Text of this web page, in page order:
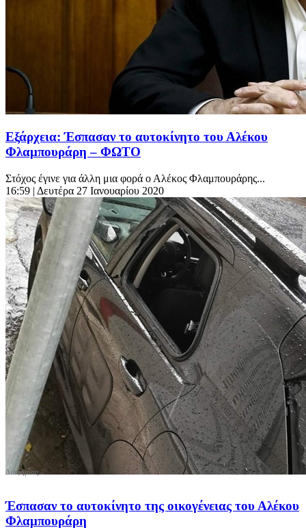
Εξάρχεια: Έσπασαν το αυτοκίνητο του Αλέκου
Φλαμπουράρη – ΦΩΤΟ
Στόχος έγινε για άλλη μια φορά ο Αλέκος Φλαμπουράρης...
16:59 | Δευτέρα 27 Ιανουαρίου 2020
Έσπασαν το αυτοκίνητο της οικογένειας του Αλέκου
Φλαμπουράρη